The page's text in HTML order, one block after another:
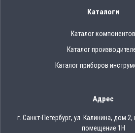
Каталоги
Каталог компонентов
Каталог
Каталог приборов
Адрес
г. Санкт-Петербург, ул. Калинина, дом
помещение 1Н